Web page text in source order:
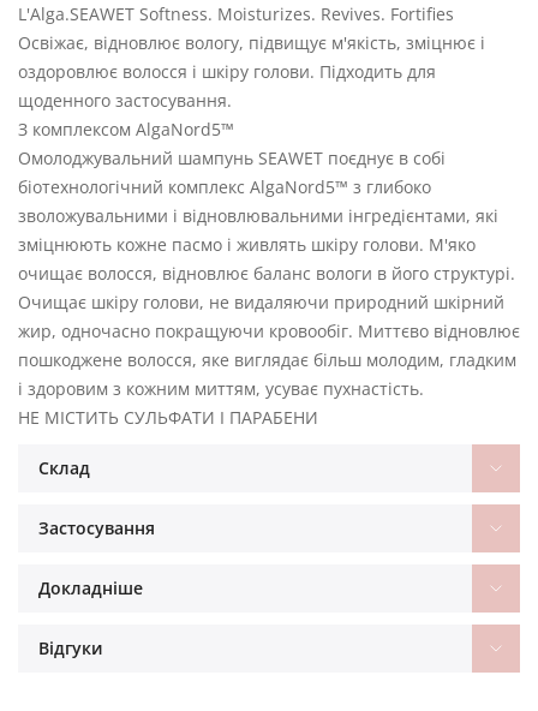
L'Alga.SEAWET Softness. Moisturizes. Revives. Fortifies
Освіжає, відновлює вологу, підвищує м'якість, зміцнює і
оздоровлює волосся і шкіру голови. Підходить для
щоденного застосування.
З комплексом AlgaNord5™
Омолоджувальний шампунь SEAWET поєднує в собі
біотехнологічний комплекс AlgaNord5™ з глибоко
зволожувальними і відновлювальними інгредієнтами, які
зміцнюють кожне пасмо і живлять шкіру голови. М'яко
очищає волосся, відновлює баланс вологи в його структурі.
Очищає шкіру голови, не видаляючи природний шкірний
жир, одночасно покращуючи кровообіг. Миттєво відновлює
пошкоджене волосся, яке виглядає більш молодим, гладким
і здоровим з кожним миттям, усуває пухнастість.
НЕ МІСТИТЬ СУЛЬФАТИ І ПАРАБЕНИ
Склад
Застосування
Докладніше
Відгуки